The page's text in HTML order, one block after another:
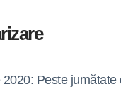
Peste